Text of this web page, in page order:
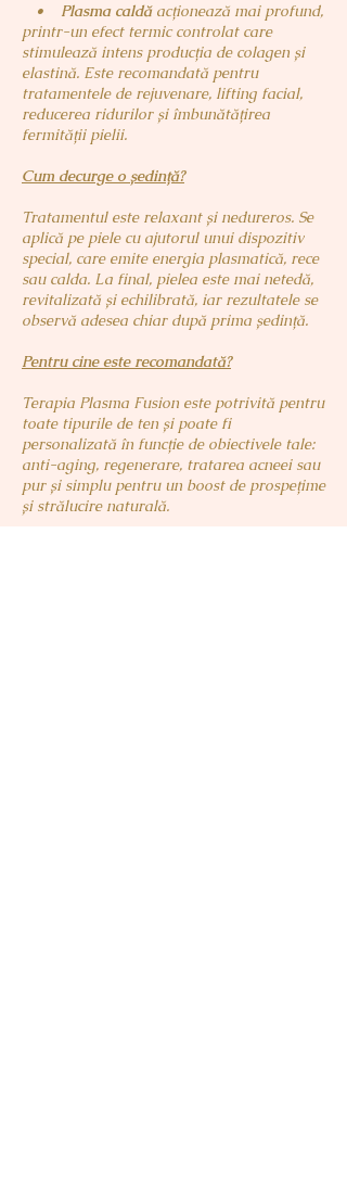
• Plasma caldă acționează mai profund,
printr-un efect termic controlat care
stimulează intens producția de colagen și
elastină. Este recomandată pentru
tratamentele de rejuvenare, lifting facial,
reducerea ridurilor și îmbunătățirea
fermității pielii.
Cum decurge o ședință?
Tratamentul este relaxant și nedureros. Se
aplică pe piele cu ajutorul unui dispozitiv
special, care emite energia plasmatică, rece
sau calda. La final, pielea este mai netedă,
revitalizată și echilibrată, iar rezultatele se
observă adesea chiar după prima ședință.
Pentru cine este recomandată?
Terapia Plasma Fusion este potrivită pentru
toate tipurile de ten și poate fi
personalizată în funcție de obiectivele tale:
anti-aging, regenerare, tratarea acneei sau
pur și simplu pentru un boost de prospețime
și strălucire naturală.